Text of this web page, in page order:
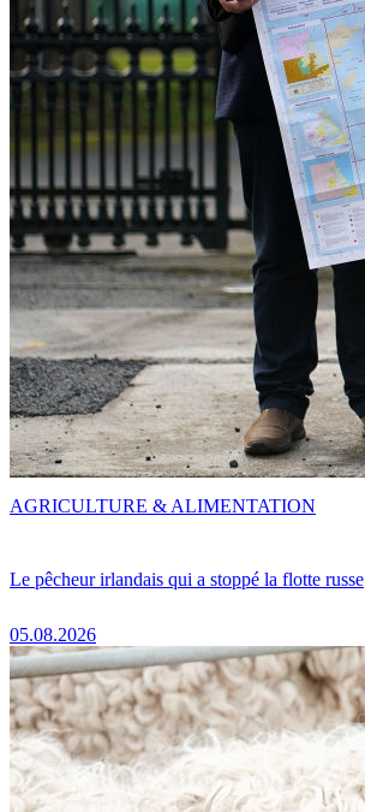
Le pêcheur irlandais qui a stoppé la flotte russe
05.08.2026
AGRICULTURE & ALIMENTATION